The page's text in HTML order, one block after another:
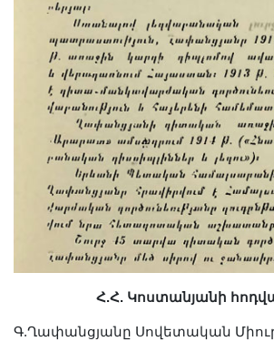
Հ.Հ. Կոստանյանի
Գ.Ղափանցյանը Սովետական